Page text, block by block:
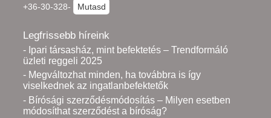
+36-30-328-
Mutasd
Legfrissebb híreink
- Ipari társasház, mint befektetés – Trendformáló
üzleti reggeli 2025
- Megváltozhat minden, ha továbbra is így
viselkednek az ingatlanbefektetők
- Bírósági szerződésmódosítás – Milyen esetben
módosíthat szerződést a bíróság?